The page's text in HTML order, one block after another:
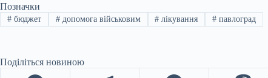
Позначки
#бюджет #допомога військовим # лікування # павлоград
Поділіться новиною